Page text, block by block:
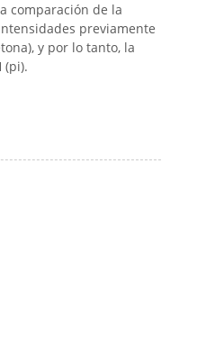
comparación de la
previamente
y por lo tanto, la